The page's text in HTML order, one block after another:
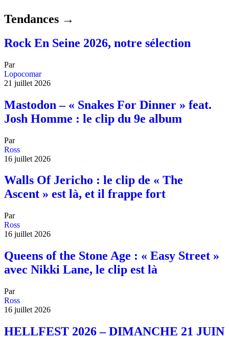
Tendances →
Rock En Seine 2026, notre sélection
Par
Lopocomar
21 juillet 2026
Mastodon – « Snakes For Dinner » feat.
Josh Homme : le clip du 9e album
Par
Ross
16 juillet 2026
Walls Of Jericho : le clip de « The
Ascent » est là, et il frappe fort
Par
Ross
16 juillet 2026
Queens of the Stone Age : « Easy Street »
avec Nikki Lane, le clip est là
Par
Ross
16 juillet 2026
HELLFEST 2026 – DIMANCHE 21 JUIN